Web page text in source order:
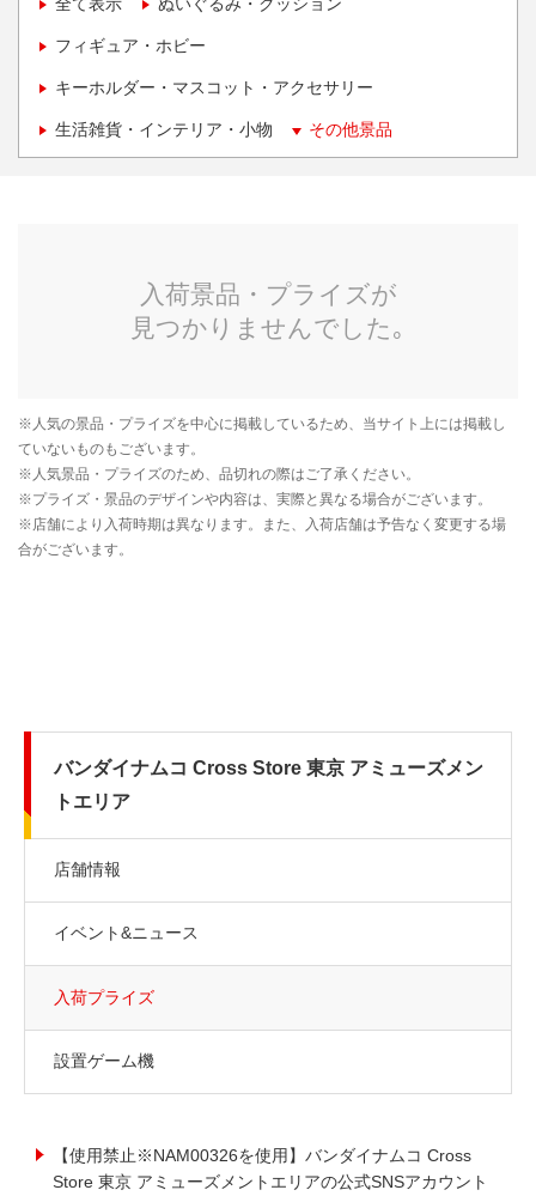
フィギュア・ホビー
キーホルダー・マスコット・アクセサリー
生活雑貨・インテリア・小物 その他景品
バンダイナムコ Cross Store 東京 アミューズメン
トエリア
店舗情報
イベント&ニュース
入荷プライズ
設置ゲーム機
【使用禁止※NAM00326を使用】バンダイナムコ Cross
Store 東京 アミューズメントエリアの公式SNSアカウント